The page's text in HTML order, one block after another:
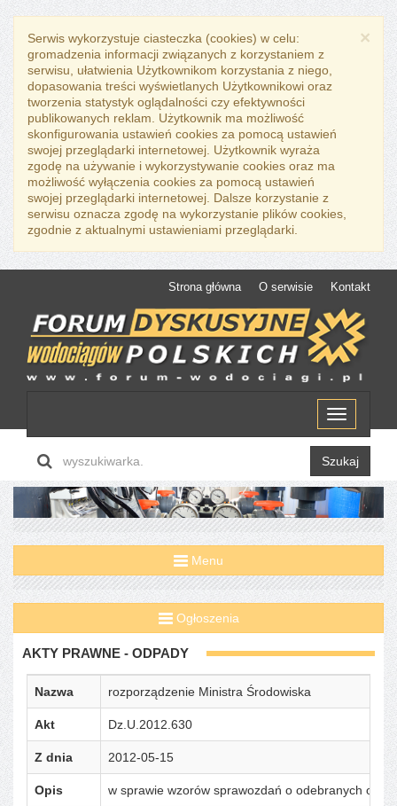
×
Serwis wykorzystuje ciasteczka (cookies) w celu:
gromadzenia informacji związanych z korzystaniem z
serwisu, ułatwienia Użytkownikom korzystania z niego,
dopasowania treści wyświetlanych Użytkownikowi oraz
tworzenia statystyk oglądalności czy efektywności
publikowanych reklam. Użytkownik ma możliwość
skonfigurowania ustawień cookies za pomocą ustawień
swojej przeglądarki internetowej. Użytkownik wyraża
zgodę na używanie i wykorzystywanie cookies oraz ma
możliwość wyłączenia cookies za pomocą ustawień
swojej przeglądarki internetowej. Dalsze korzystanie z
serwisu oznacza zgodę na wykorzystanie plików cookies,
zgodnie z aktualnymi ustawieniami przeglądarki.
Strona główna O serwisie Kontakt
Menu
Szukaj
Menu
Ogłoszenia
AKTY PRAWNE - ODPADY
Nazwa rozporządzenie Ministra Środowiska
Akt Dz.U.2012.630
Z dnia 2012-05-15
Opis w sprawie wzorów sprawozdań o odebranych